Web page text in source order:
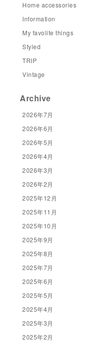
Home accessories
Information
My favolite things
Styled
TRIP
Vintage
Archive
2026年7月
2026年6月
2026年5月
2026年4月
2026年3月
2026年2月
2025年12月
2025年11月
2025年10月
2025年9月
2025年8月
2025年7月
2025年6月
2025年5月
2025年4月
2025年3月
2025年2月